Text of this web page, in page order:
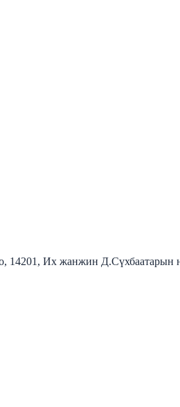
14201, Их жанжин Д.Сүхбаатарын